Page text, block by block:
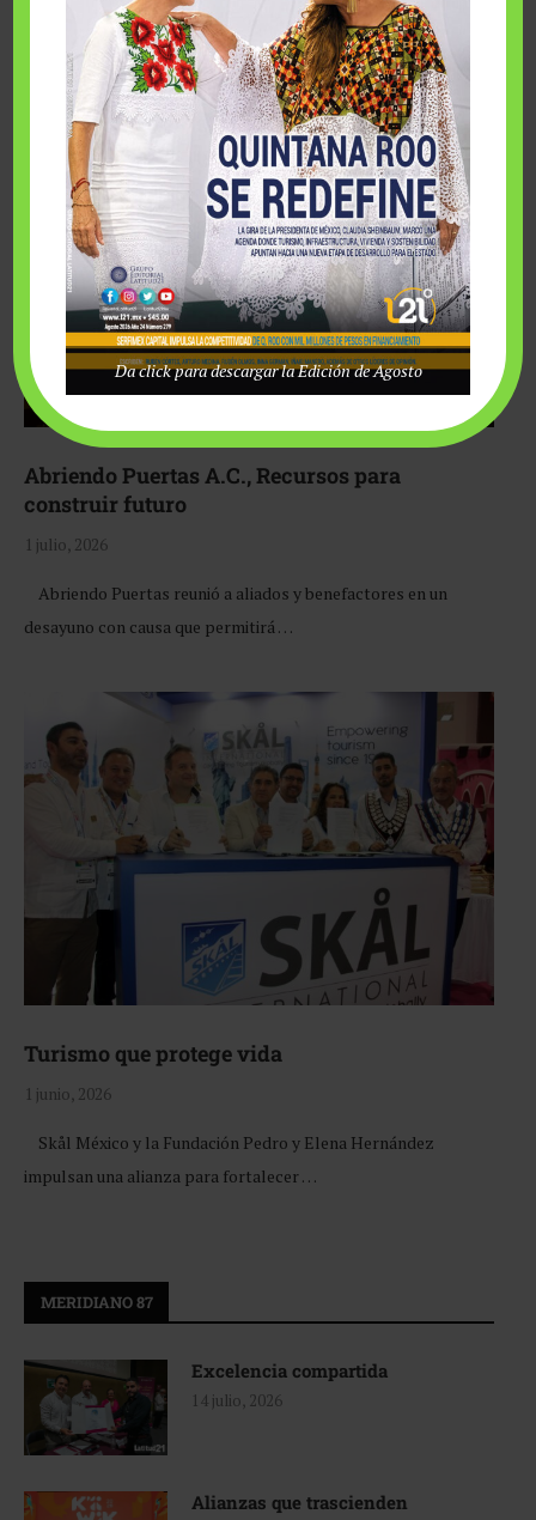
Fairmont Mayakoba y Make-A-Wish México unieron
esfuerzos para hacer realidad el deseo de una …
Abriendo Puertas A.C., Recursos para
construir futuro
1 julio, 2026
Abriendo Puertas reunió a aliados y benefactores en un
desayuno con causa que permitirá …
Turismo que protege vida
1 junio, 2026
Skål México y la Fundación Pedro y Elena Hernández
impulsan una alianza para fortalecer …
MERIDIANO 87
Excelencia compartida
14 julio, 2026
Alianzas que trascienden
Da click para descargar la Edición de Agosto